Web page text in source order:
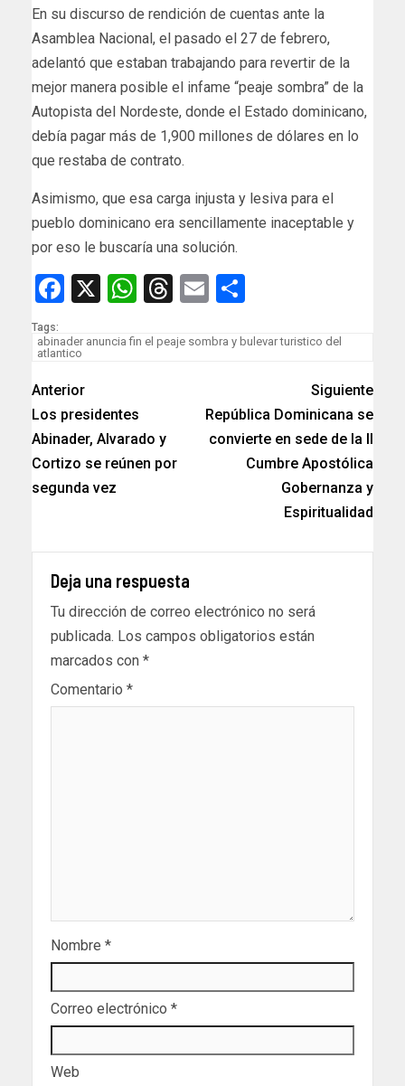
En su discurso de rendición de cuentas ante la
Asamblea Nacional, el pasado el 27 de febrero,
adelantó que estaban trabajando para revertir de la
mejor manera posible el infame “peaje sombra” de la
Autopista del Nordeste, donde el Estado dominicano,
debía pagar más de 1,900 millones de dólares en lo
que restaba de contrato.
Asimismo, que esa carga injusta y lesiva para el
pueblo dominicano era sencillamente inaceptable y
por eso le buscaría una solución.
Facebook
X WhatsApp
Threads
Email
Tags:
abinader anuncia fin el peaje sombra y bulevar turistico del
atlantico
Anterior
Los presidentes
Abinader, Alvarado y
Cortizo se reúnen por
segunda vez
Siguiente
República Dominicana se
convierte en sede de la ll
Cumbre Apostólica
Gobernanza y
Espiritualidad
Deja una respuesta
Tu dirección de correo electrónico no será
publicada. Los campos obligatorios están
marcados con *
Comentario *
Nombre *
Correo electrónico *
Web